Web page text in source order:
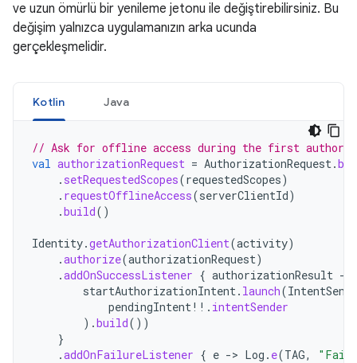
ve uzun ömürlü bir yenileme jetonu ile değiştirebilirsiniz. Bu
değişim yalnızca uygulamanızın arka ucunda
gerçekleşmelidir.
Kotlin Java
// Ask for offline access during the first
val authorizationRequest = AuthorizationRequest.
. setRequestedScopes(requestedScopes)
. requestOfflineAccess(serverClientId)
.build()
Identity.getAuthorizationClient(activity)
.authorize(authorizationRequest)
.addOnSuccessListener { authorizationResult -
startAuthorizationIntent. launch(
pendingIntent!! . intentSender
).build())
}
.addOnFailureListener { e -> Log . e(TAG,